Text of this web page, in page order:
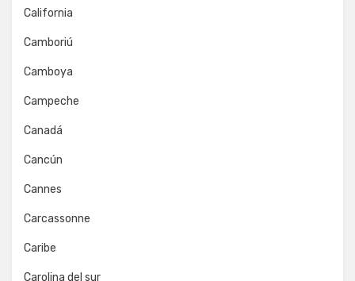
California
Camboriú
Camboya
Campeche
Canadá
Cancún
Cannes
Carcassonne
Caribe
Carolina del sur